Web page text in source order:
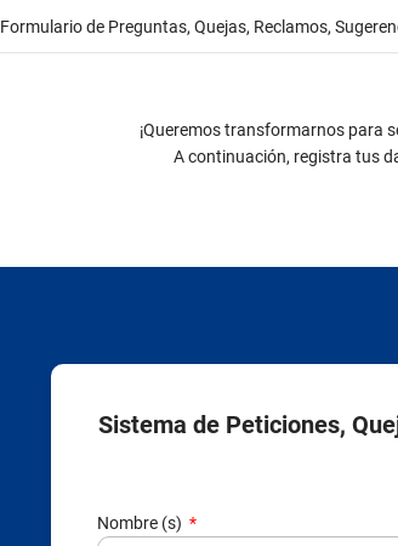
Formulario de Preguntas, Quejas, Reclamos,
¡Queremos transformarnos para
A continuación, registra tus
Sistema de Peticiones,
Nombre (s)